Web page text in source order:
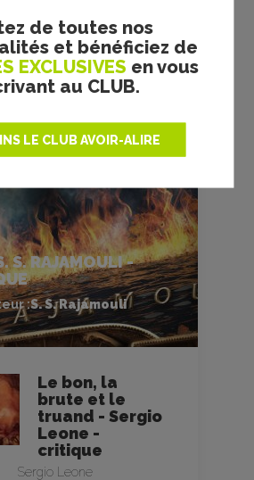
de toutes nos
et bénéficiez de
EXCLUSIVES en vous
au CLUB.
LE CLUB AVOIR-ALIRE
CULTES
S. RAJAMOULI -
:S. S. Rajamouli
Le bon, la
brute et le
truand - Sergio
Leone -
critique
Sergio Leone